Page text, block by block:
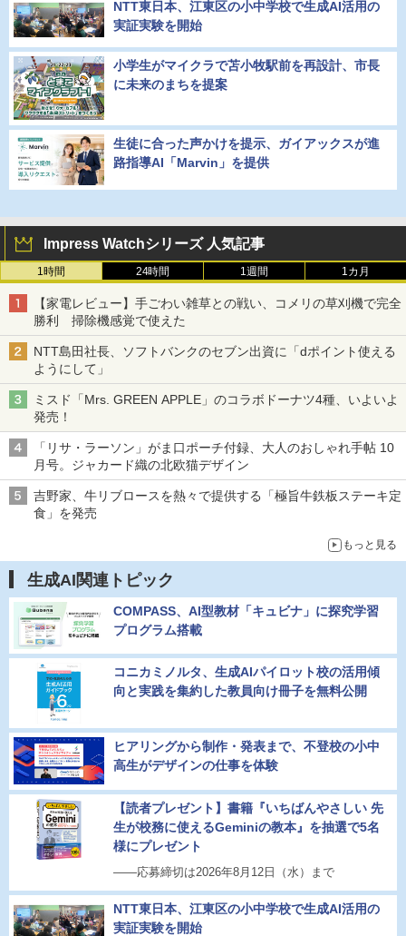
NTT東日本、江東区の小中学校で生成AI活用の
実証実験を開始
小学生がマイクラで苫小牧駅前を再設計、市長
に未来のまちを提案
生徒に合った声かけを提示、ガイアックスが進
路指導AI「Marvin」を提供
Impress Watchシリーズ 人気記事
1時間 24時間 1週間 1カ月
【家電レビュー】手ごわい雑草との戦い、コメリの草刈機で完全
勝利 掃除機感覚で使えた
NTT島田社長、ソフトバンクのセブン出資に「dポイント使える
ようにして」
ミスド「Mrs. GREEN APPLE」のコラボドーナツ4種、いよいよ
発売！
「リサ・ラーソン」がま口ポーチ付録、大人のおしゃれ手帖 10
月号。ジャカード織の北欧猫デザイン
吉野家、牛リブロースを熱々で提供する「極旨牛鉄板ステーキ定
食」を発売
もっと見る
生成AI関連トピック
COMPASS、AI型教材「キュビナ」に探究学習
プログラム搭載
コニカミノルタ、生成AIパイロット校の活用傾
向と実践を集約した教員向け冊子を無料公開
ヒアリングから制作・発表まで、不登校の小中
高生がデザインの仕事を体験
【読者プレゼント】書籍『いちばんやさしい 先
生が校務に使えるGeminiの教本』を抽選で5名
様にプレゼント
――応募締切は2026年8月12日（水）まで
NTT東日本、江東区の小中学校で生成AI活用の
実証実験を開始